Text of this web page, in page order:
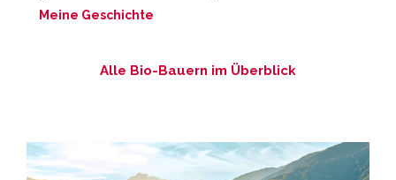
Meine Geschichte
Alle Bio-Bauern im Überblick